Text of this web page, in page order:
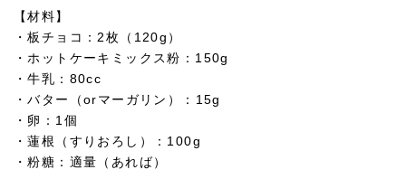
【材料】
・板チョコ：2枚（120g）
・ホットケーキミックス粉：150g
・牛乳：80cc
・バター（orマーガリン）：15g
・卵：1個
・蓮根（すりおろし）：100g
・粉糖：適量（あれば）